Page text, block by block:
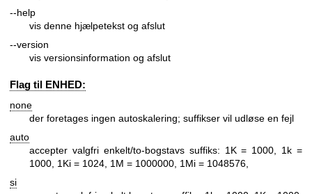
--help
vis denne hjælpetekst og afslut
--version
vis versionsinformation og afslut
Flag til ENHED:
none
der foretages ingen autoskalering; suffikser vil udløse en fejl
auto
accepter valgfri enkelt/to-bogstavs suffiks: 1K = 1000, 1k =
1000, 1Ki = 1024, 1M = 1000000, 1Mi = 1048576,
si